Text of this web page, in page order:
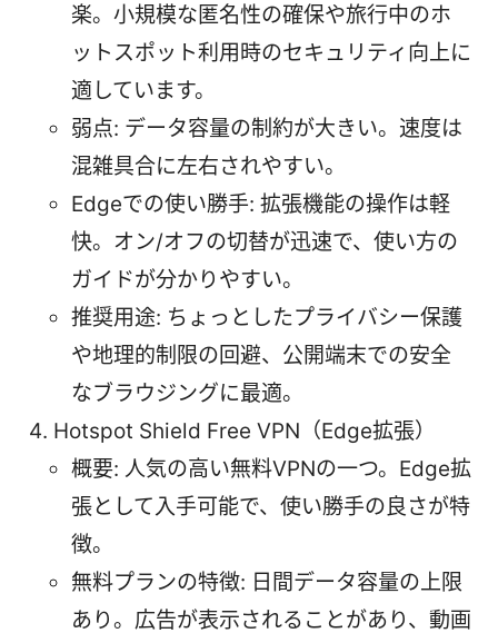
楽。小規模な匿名性の確保や旅行中のホ
ットスポット利用時のセキュリティ向上に
適しています。
弱点: データ容量の制約が大きい。速度は
混雑具合に左右されやすい。
Edgeでの使い勝手: 拡張機能の操作は軽
快。オン/オフの切替が迅速で、使い方の
ガイドが分かりやすい。
推奨用途: ちょっとしたプライバシー保護
や地理的制限の回避、公開端末での安全
なブラウジングに最適。
Hotspot Shield Free VPN（Edge拡張）
概要: 人気の高い無料VPNの一つ。Edge拡
張として入手可能で、使い勝手の良さが特
徴。
無料プランの特徴: 日間データ容量の上限
あり。広告が表示されることがあり、動画